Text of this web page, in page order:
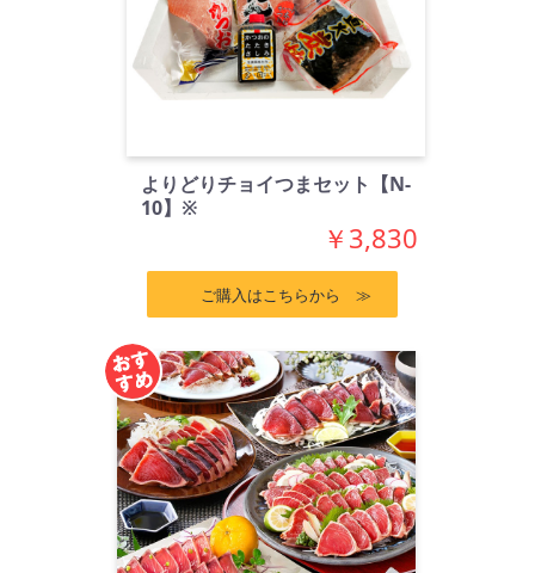
よりどりチョイつまセット【N-
10】※
￥3,830
ご購入はこちらから ≫